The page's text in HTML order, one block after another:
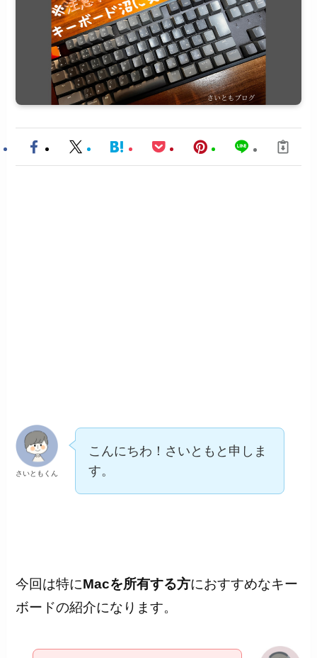
さいともくん
こんにちわ！さいともと申しま
す。
今回は特にMacを所有する方におすすめなキー
ボードの紹介になります。